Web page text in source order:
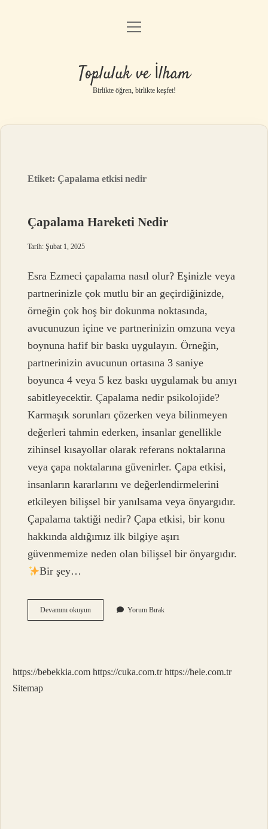
Anasayfa
Gizlilik Politikası
Yasal Uyarı
menüyü
Topluluk ve İlham
Birlikte öğren, birlikte keşfet!
Etiket:Çapalama etkisi nedir
Çapalama Hareketi Nedir
Tarih: Şubat 1, 2025
Esra Ezmeci çapalama nasıl olur? Eşinizle veya
partnerinizle çok mutlu bir an geçirdiğinizde,
örneğin çok hoş bir dokunma noktasında,
avucunuzun içine ve partnerinizin omzuna veya
boynuna hafif bir baskı uygulayın. Örneğin,
partnerinizin avucunun ortasına 3 saniye
boyunca 4 veya 5 kez baskı uygulamak bu anıyı
sabitleyecektir. Çapalama nedir psikolojide?
Karmaşık sorunları çözerken veya bilinmeyen
değerleri tahmin ederken, insanlar genellikle
zihinsel kısayollar olarak referans noktalarına
veya çapa noktalarına güvenirler. Çapa etkisi,
insanların kararlarını ve değerlendirmelerini
etkileyen bilişsel bir yanılsama veya önyargıdır.
Çapalama taktiği nedir? Çapa etkisi, bir konu
hakkında aldığımız ilk bilgiye aşırı
güvenmemize neden olan bilişsel bir önyargıdır.
Bir şey…
Devamını okuyunÇapalama
Hareketi
Yorum Bırak
https://bebekkia.com https://cuka.com.tr https://hele.com.tr
Sitemap